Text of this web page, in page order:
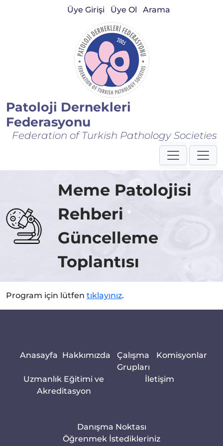
Patoloji Dernekleri
Federasyonu
Federation of Turkish Pathology Societies
Üye Girişi Üye Ol Arama
Meme Patolojisi
Rehberi
Güncelleme
Toplantısı
Program için lütfen tıklayınız.
Anasayfa Hakkımızda
Çalışma
Grupları
Komisyonlar
Uzmanlık Eğitimi ve
Akreditasyon
İletişim
Danışma Noktası
Öğrenmek İstedikleriniz